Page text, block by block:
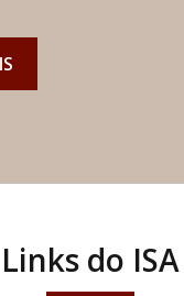
Links do ISA